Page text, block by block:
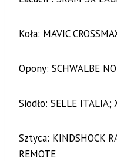
Koła: MAVIC
Opony: SCHWALBE
Siodło: SELLE
Sztyca: KINDSHOCK
REMOTE